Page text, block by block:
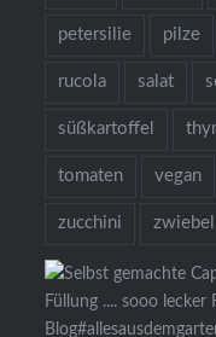
petersilie pilze
rucola salat
süßkartoffel
tomaten vegan
zucchini zwiebel